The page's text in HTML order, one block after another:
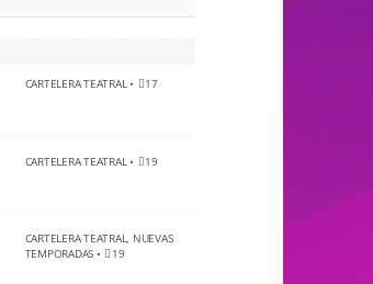
CARTELERA TEATRAL• 17
CARTELERA TEATRAL• 19
CARTELERA TEATRAL, NUEVAS
TEMPORADAS • 19